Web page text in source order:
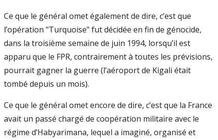
Ce que le général omet également de dire, c’est que
l’opération "Turquoise" fut décidée en fin de génocide,
dans la troisième semaine de juin 1994, lorsqu’il est
apparu que le FPR, contrairement à toutes les prévisions,
pourrait gagner la guerre (l’aéroport de Kigali était
tombé depuis un mois).
Ce que le général omet encore de dire, c’est que la France
avait un passé chargé de coopération militaire avec le
régime d’Habyarimana, lequel a imaginé, organisé et